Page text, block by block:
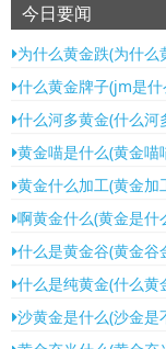
今日要闻
为什么黄金跌(为什么
什么黄金牌子(jm是
什么河多黄金(什么河
黄金喵是什么(黄金
黄金什么加工(黄金加
啊黄金什么(黄金是什
什么是黄金谷(黄金谷
什么是纯黄金(什么黄
沙黄金是什么(沙金